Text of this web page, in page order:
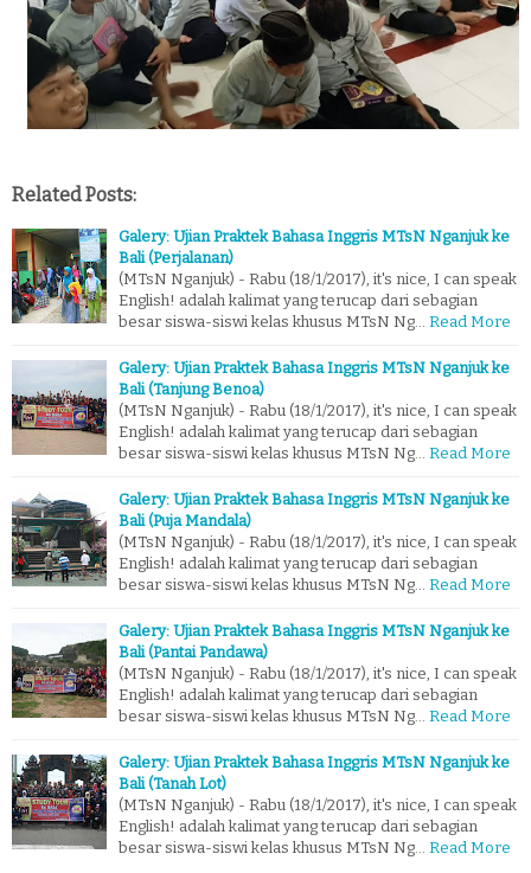
Related Posts:
Galery: Ujian Praktek Bahasa Inggris MTsN Nganjuk ke
Bali (Perjalanan)
(MTsN Nganjuk) - Rabu (18/1/2017), it's nice, I can speak
English! adalah kalimat yang terucap dari sebagian
besar siswa-siswi kelas khusus MTsN Ng… Read More
Galery: Ujian Praktek Bahasa Inggris MTsN Nganjuk ke
Bali (Tanjung Benoa)
(MTsN Nganjuk) - Rabu (18/1/2017), it's nice, I can speak
English! adalah kalimat yang terucap dari sebagian
besar siswa-siswi kelas khusus MTsN Ng… Read More
Galery: Ujian Praktek Bahasa Inggris MTsN Nganjuk ke
Bali (Puja Mandala)
(MTsN Nganjuk) - Rabu (18/1/2017), it's nice, I can speak
English! adalah kalimat yang terucap dari sebagian
besar siswa-siswi kelas khusus MTsN Ng… Read More
Galery: Ujian Praktek Bahasa Inggris MTsN Nganjuk ke
Bali (Pantai Pandawa)
(MTsN Nganjuk) - Rabu (18/1/2017), it's nice, I can speak
English! adalah kalimat yang terucap dari sebagian
besar siswa-siswi kelas khusus MTsN Ng… Read More
Galery: Ujian Praktek Bahasa Inggris MTsN Nganjuk ke
Bali (Tanah Lot)
(MTsN Nganjuk) - Rabu (18/1/2017), it's nice, I can speak
English! adalah kalimat yang terucap dari sebagian
besar siswa-siswi kelas khusus MTsN Ng… Read More